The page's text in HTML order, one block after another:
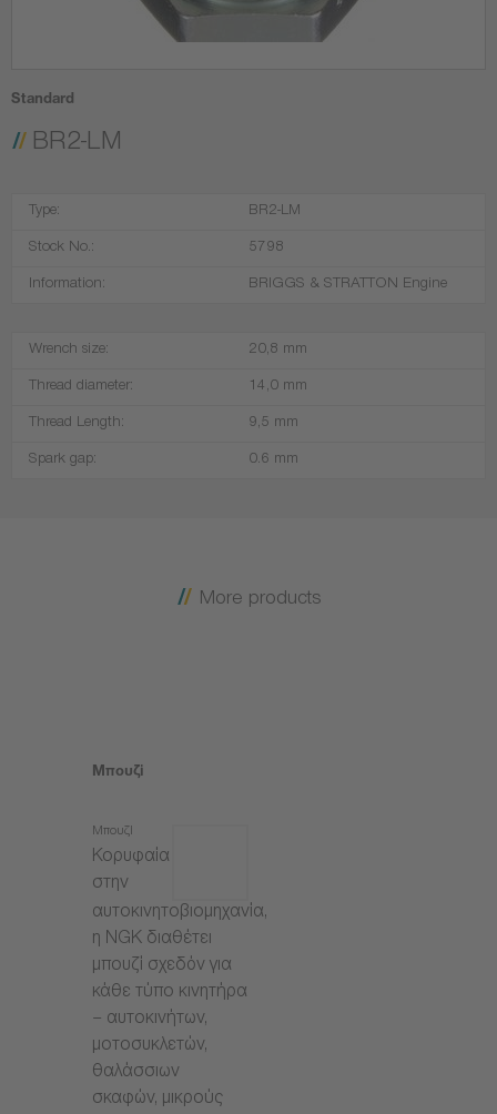
Standard
BR2-LM
Type: BR2-LM
Stock No.: 5798
Information: BRIGGS & STRATTON Engine
Wrench size: 20,8 mm
Thread diameter: 14,0 mm
Thread Length: 9,5 mm
Spark gap: 0.6 mm
More products
Μπουζί
Μπουζί
Κορυφαία
στην
αυτοκινητοβιομηχανία,
η NGK διαθέτει
μπουζί σχεδόν για
κάθε τύπο κινητήρα
– αυτοκινήτων,
μοτοσυκλετών,
θαλάσσιων
σκαφών, μικρούς